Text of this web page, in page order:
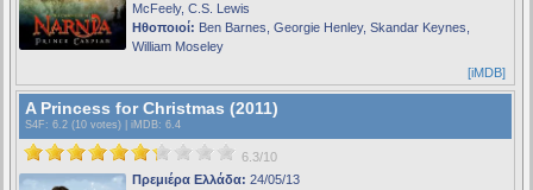
McFeely, C.S. Lewis
Ηθοποιοί: Ben Barnes, Georgie Henley, Skandar Keynes,
William Moseley
[iMDB]
A Princess for Christmas (2011)
S4F : 6.2 (10 votes) | iMDB: 6.4
6.3/10
Πρεμιέρα Ελλάδα: 24/05/13